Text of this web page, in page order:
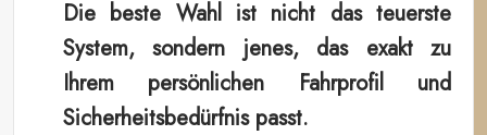
Die beste Wahl ist nicht das teuerste
System, sondern jenes, das exakt zu
Ihrem persönlichen Fahrprofil und
Sicherheitsbedürfnis passt.